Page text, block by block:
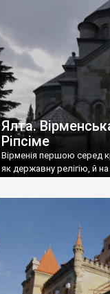
називаються
виробляє відмінне
легке біле і дуже […]
Ялта.
Ріпсіме
Вірменія першою серед
як державну релігію, й